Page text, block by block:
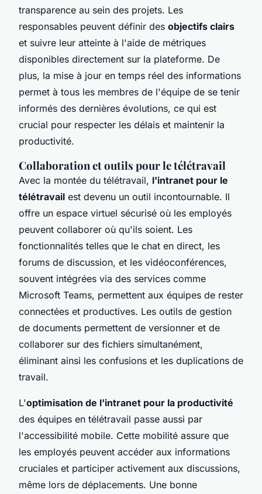
transparence au sein des projets. Les
responsables peuvent définir des objectifs clairs
et suivre leur atteinte à l'aide de métriques
disponibles directement sur la plateforme. De
plus, la mise à jour en temps réel des informations
permet à tous les membres de l'équipe de se tenir
informés des dernières évolutions, ce qui est
crucial pour respecter les délais et maintenir la
productivité.
Collaboration et outils pour le télétravail
Avec la montée du télétravail, l'intranet pour le
télétravail est devenu un outil incontournable. Il
offre un espace virtuel sécurisé où les employés
peuvent collaborer où qu'ils soient. Les
fonctionnalités telles que le chat en direct, les
forums de discussion, et les vidéoconférences,
souvent intégrées via des services comme
Microsoft Teams, permettent aux équipes de rester
connectées et productives. Les outils de gestion
de documents permettent de versionner et de
collaborer sur des fichiers simultanément,
éliminant ainsi les confusions et les duplications de
travail.
L'optimisation de l'intranet pour la productivité
des équipes en télétravail passe aussi par
l'accessibilité mobile. Cette mobilité assure que
les employés peuvent accéder aux informations
cruciales et participer activement aux discussions,
même lors de déplacements. Une bonne